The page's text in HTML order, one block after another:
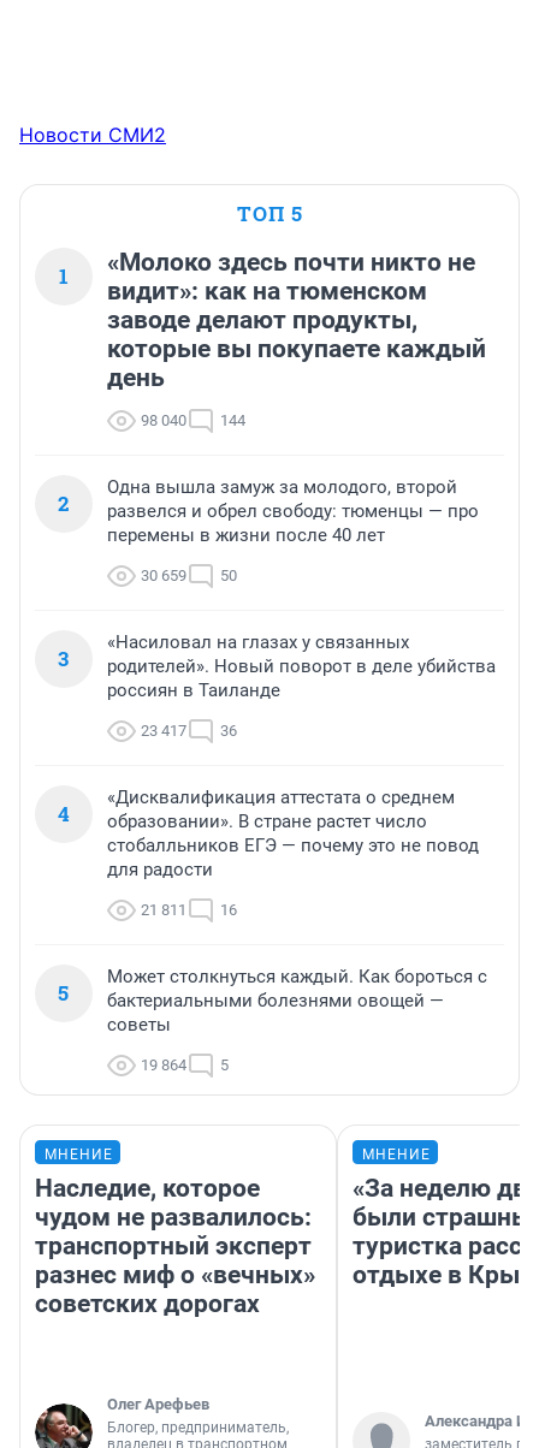
Новости СМИ2
ТОП 5
1
«Молоко здесь почти никто не
видит»: как на тюменском
заводе делают продукты,
которые вы покупаете каждый
день
98 040 144
2
Одна вышла замуж за молодого, второй
развелся и обрел свободу: тюменцы — про
перемены в жизни после 40 лет
30 659 50
3
«Насиловал на глазах у связанных
родителей». Новый поворот в деле убийства
россиян в Таиланде
23 417 36
4
«Дисквалификация аттестата о среднем
образовании». В стране растет число
стобалльников ЕГЭ — почему это не повод
для радости
21 811 16
5
Может столкнуться каждый. Как бороться с
бактериальными болезнями овощей —
советы
19 864 5
МНЕНИЕ
Наследие, которое
чудом не развалилось:
транспортный эксперт
разнес миф о «вечных»
советских дорогах
Олег Арефьев
Блогер, предприниматель,
владелец в транспортном
МНЕНИЕ
«За неделю
были
туристка
отдыхе в
Александра
заместитель